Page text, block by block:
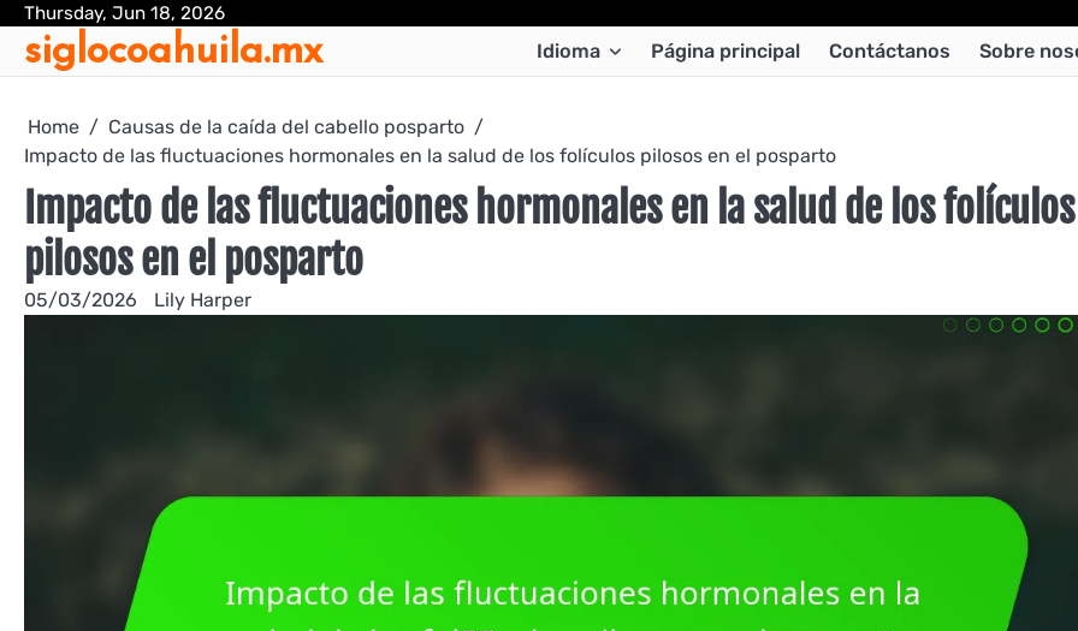
Skip
content
Thursday, Jun 18, 2026
siglocoahuila.mx Idioma Página principal Contáctanos Sobre
Home
Causas de la caída del cabello posparto
Impacto de las fluctuaciones hormonales en la salud de los folículos pilosos en el posparto
Impacto de las fluctuaciones hormonales en la salud de los folículos
pilosos en el posparto
05/03/2026 Lily Harper